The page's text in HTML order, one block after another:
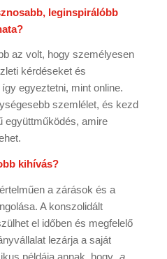
leginspirálóbb
az volt, hogy személyesen
kérdéseket és
egyeztetni, mint online.
szemlélet, és kezd
együttműködés, amire
kihívás?
a zárások és a
A konszolidált
el időben és megfelelő
lezárja a saját
példája annak, hogy „a